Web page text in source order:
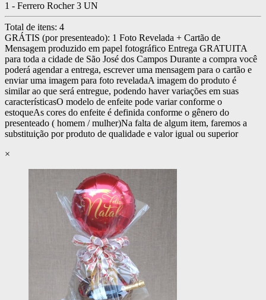
1 - Ferrero Rocher 3 UN
Total de itens: 4
GRÁTIS (por presenteado): 1 Foto Revelada + Cartão de
Mensagem produzido em papel fotográfico Entrega GRATUITA
para toda a cidade de São José dos Campos Durante a compra você
poderá agendar a entrega, escrever uma mensagem para o cartão e
enviar uma imagem para foto reveladaA imagem do produto é
similar ao que será entregue, podendo haver variações em suas
característicasO modelo de enfeite pode variar conforme o
estoqueAs cores do enfeite é definida conforme o gênero do
presenteado ( homem / mulher)Na falta de algum item, faremos a
substituição por produto de qualidade e valor igual ou superior
×